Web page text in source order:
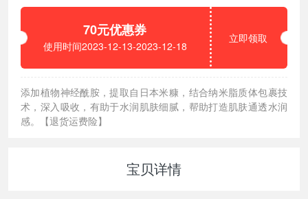
70元优惠券
使用时间2023-12-13-2023-12-18
立即领取
添加植物神经酰胺，提取自日本米糠，结合纳米脂质体包裹技
术，深入吸收，有助于水润肌肤细腻，帮助打造肌肤通透水润
感。【退货运费险】
宝贝详情